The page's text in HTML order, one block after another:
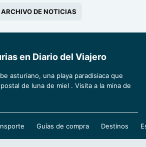
ARCHIVO DE NOTICIAS
en Diario del Viajero
asturiano, una playa paradisiaca que
de luna de miel . Visita a la mina de
Guías de compra Destinos